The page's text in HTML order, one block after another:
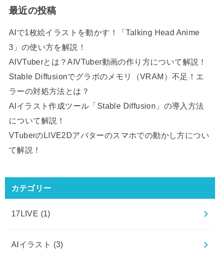
最近の投稿
AIで1枚絵イラストを動かす！「Talking Head Anime
3」の使い方を解説！
AIVTuberとは？AIVTuber動画の作り方について解説！
Stable Diffusionでグラボのメモリ（VRAM）不足！エ
ラーの対処方法とは？
AIイラスト作成ツール「Stable Diffusion」の導入方法
について解説！
VTuberのLIVE2Dアバターのスマホでの動かし方につい
て解説！
カテゴリー
17LIVE (1)
AIイラスト (3)